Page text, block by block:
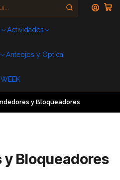
Actividades
Anteojos y Optica
y Bloqueadores
Bloqueadores